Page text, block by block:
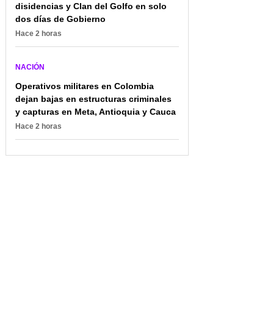
Identifican a conductor
que se estrelló en
disidencias y Clan del Golfo en solo
dos días de Gobierno
Hace 2 horas
NACIÓN
Operativos militares en Colombia
dejan bajas en estructuras criminales
y capturas en Meta, Antioquia y Cauca
Hace 2 horas